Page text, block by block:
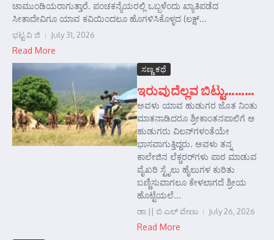
ಚಾಮುಂಡಿಯರಾಗುತ್ತಾರೆ. ಪಂಚಕನ್ಯೆಯರಲ್ಲಿ ಒಬ್ಬಳೆಂದು ಖ್ಯಾತಿಪಡೆದ
ಸೀತಾದೇವಿಗೂ ಯಾವ ಕವಿಯಿಂದಲೂ ಹೊಗಳಿಸಿಕೊಳ್ಳದ (ಲಕ್ಷ್...
ಭಟ್ಟ ವಿ ಜಿ July 31, 2026
Read More
ಸಣ್ಣ ಕಥೆ
ಇರುವುದೆಲ್ಲವ ಬಿಟ್ಟು………
ಅವಳು ಯಾವ ಹುಡುಗರ ಜೊತ ನಿಂತು
ಮಾತನಾಡಿದರೂ ಶ್ರೀಕಾಂತನಪಾಲಿಗೆ ಆ
ಹುಡುಗರು ವಿಲನ್‌ಗಳಂತೆಯೇ
ಭಾಸವಾಗುತ್ತಿದ್ದರು. ಅವಳು ತನ್ನ
ಕಾಲೇಜಿನ ಲೆಕ್ಚರರ್‌ಗಳು ಪಾಠ ಮಾಡುವ
ವೈಖರಿ ಸ್ಟೈಲು ಹೈಲುಗಳ ಕುರಿತು
ಬಣ್ಣಿಸುವಾಗಲೂ ಕೇಳಲಾಗದೆ ಶ್ರೀಯ
ಹೊಟ್ಟೆಯಲೆ...
ಡಾ || ಬಿ ಎಲ್ ವೇಣು July 26, 2026
Read More